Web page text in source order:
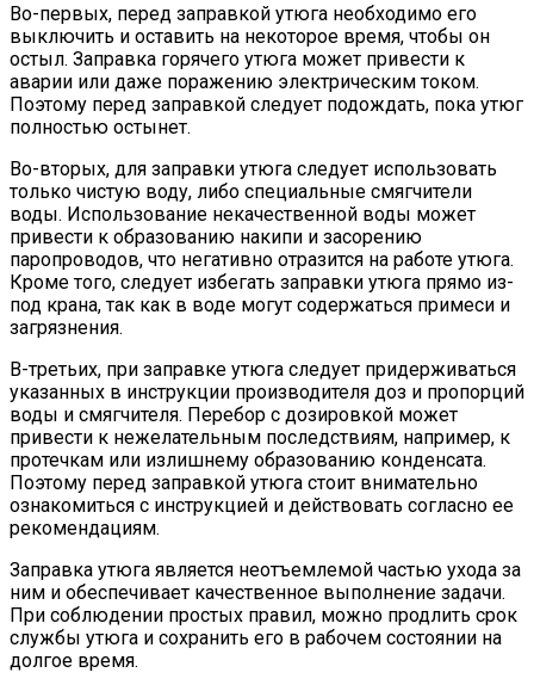
Во-первых, перед заправкой утюга необходимо его
выключить и оставить на некоторое время, чтобы он
остыл. Заправка горячего утюга может привести к
аварии или даже поражению электрическим током.
Поэтому перед заправкой следует подождать, пока утюг
полностью остынет.
Во-вторых, для заправки утюга следует использовать
только чистую воду, либо специальные смягчители
воды. Использование некачественной воды может
привести к образованию накипи и засорению
паропроводов, что негативно отразится на работе утюга.
Кроме того, следует избегать заправки утюга прямо из-
под крана, так как в воде могут содержаться примеси и
загрязнения.
В-третьих, при заправке утюга следует придерживаться
указанных в инструкции производителя доз и пропорций
воды и смягчителя. Перебор с дозировкой может
привести к нежелательным последствиям, например, к
протечкам или излишнему образованию конденсата.
Поэтому перед заправкой утюга стоит внимательно
ознакомиться с инструкцией и действовать согласно ее
рекомендациям.
Заправка утюга является неотъемлемой частью ухода за
ним и обеспечивает качественное выполнение задачи.
При соблюдении простых правил, можно продлить срок
службы утюга и сохранить его в рабочем состоянии на
долгое время.